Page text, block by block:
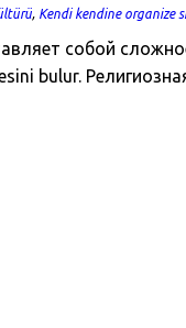
, Kendi kendine organize
собой
bulur.